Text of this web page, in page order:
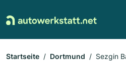
Startseite Dortmund Sezgin